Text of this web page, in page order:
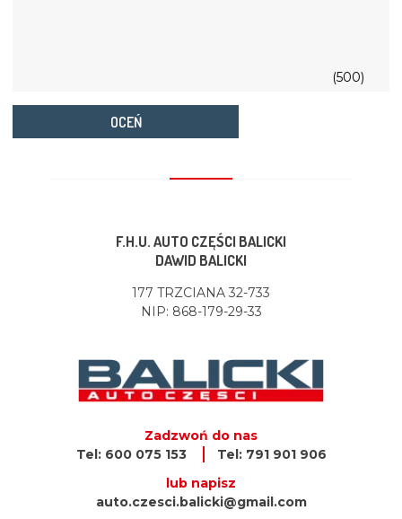
(500)
OCEŃ
F.H.U. AUTO CZĘŚCI BALICKI
DAWID BALICKI
177 TRZCIANA 32-733
NIP: 868-179-29-33
Zadzwoń do nas
Tel: 600 075 153
Tel: 791 901 906
lub napisz
auto.czesci.balicki@gmail.com